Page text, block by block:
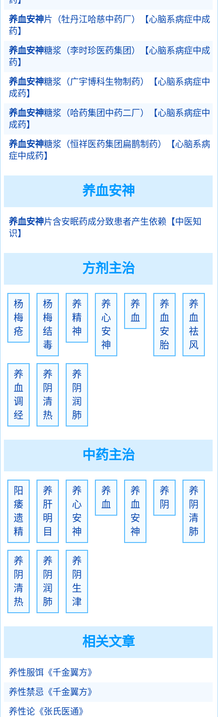
养血安神片（牡丹江哈慈中药厂）【心脑系病症中成
药】
养血安神糖浆（李时珍医药集团）【心脑系病症中成
药】
养血安神糖浆（广宇博科生物制药）【心脑系病症中
成药】
养血安神糖浆（哈药集团中药二厂）【心脑系病症中
成药】
养血安神糖浆（恒祥医药集团扁鹊制药）【心脑系病
症中成药】
养血安神
养血安神片含安眠药成分致患者产生依赖【中医知
识】
方剂主治
杨
梅
疮
杨
梅
结
毒
养
精
神
养
心
安
神
养
血
养
血
安
胎
养
血
祛
风
养
血
调
经
养
阴
清
热
养
阴
润
肺
中药主治
阳
痿
遗
精
养
肝
明
目
养
心
安
神
养
血
养
血
安
神
养
阴
养
阴
清
肺
养
阴
清
热
养
阴
润
肺
养
阴
生
津
相关文章
养性服饵《千金翼方》
养性禁忌《千金翼方》
养性论《张氏医通》